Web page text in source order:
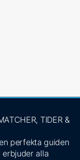
TIDER &
perfekta guiden
alla